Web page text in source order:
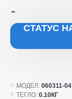
Да
да се съхранява
СТАТУС
МОДЕЛ: 060311-04
ТЕГЛО: 0.10КГ